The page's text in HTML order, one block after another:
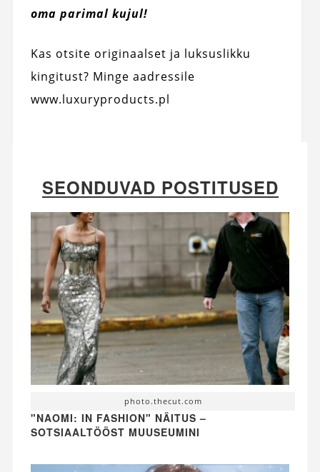
oma parimal kujul!
Kas otsite originaalset ja luksuslikku
kingitust? Minge aadressile
www.luxuryproducts.pl
SEONDUVAD POSTITUSED
photo.thecut.com
"NAOMI: IN FASHION" NÄITUS –
SOTSIAALTÖÖST MUUSEUMINI